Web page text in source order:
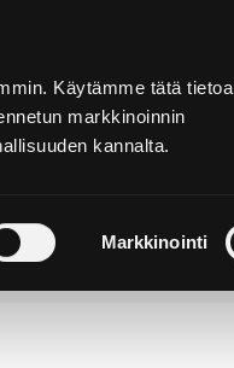
Käytämme tätä tietoa
markkinoinnin
kannalta.
Markkinointi